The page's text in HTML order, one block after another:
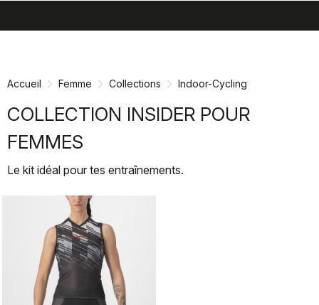
directement
navigation
directement
Accueil Femme Collections Indoor-Cycling
COLLECTION INSIDER POUR
FEMMES
Le kit idéal pour tes entraînements.